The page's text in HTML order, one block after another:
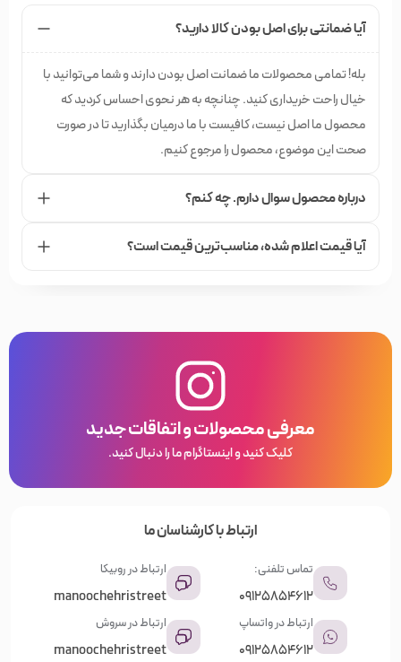
آیا ضمانتی برای اصل بودن کالا دارید؟
بله! تمامی محصولات ما ضمانت اصل بودن دارند و شما می‌توانید با
خیال راحت خریداری کنید. چنانچه به هر نحوی احساس کردید که
محصول ما اصل نیست، کافیست با ما درمیان بگذارید تا در صورت
صحت این موضوع، محصول را مرجوع کنیم.
درباره محصول سوال دارم. چه کنم؟
آیا قیمت اعلام شده،‌ مناسب‌ترین قیمت است؟
معرفی محصولات و اتفاقات جدید
کلیک کنید و اینستاگرام ما را دنبال کنید.
ارتباط با کارشناسان ما
تماس تلفنی:
09125854612
ارتباط در واتساپ
09125854612
ارتباط در روبیکا
manoochehristreet
ارتباط در سروش
manoochehristreet